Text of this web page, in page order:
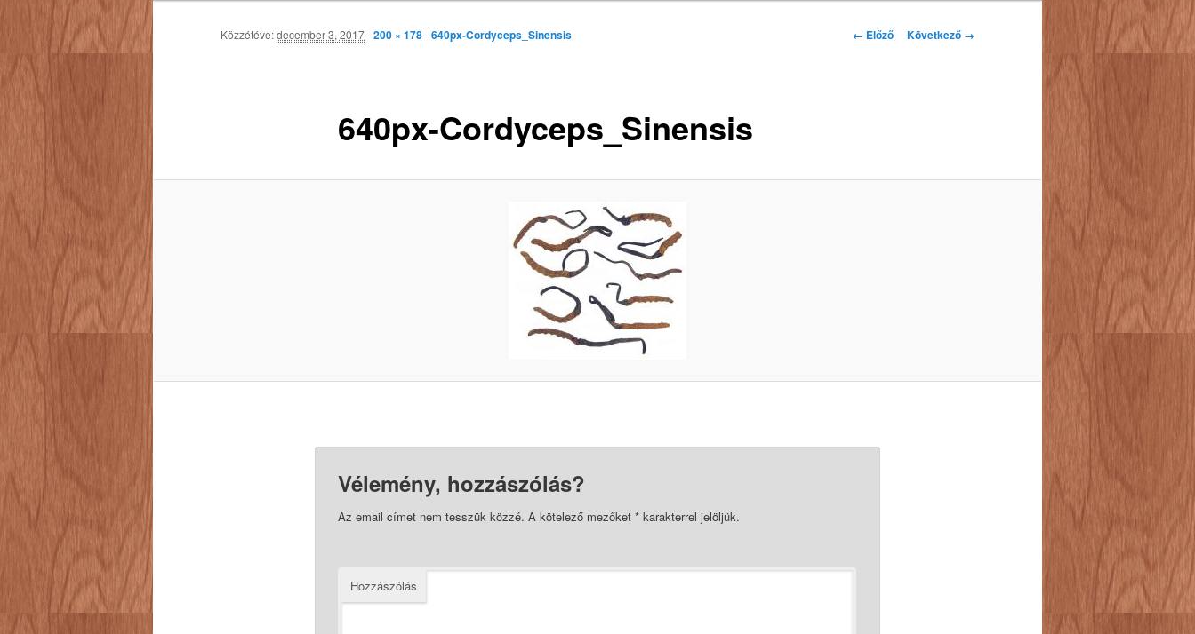
elsődleges
Kép
← Előző Következő →
640px-Cordyceps_Sinensis
Közzétéve:december 3, 2017-200 × 178-640px-Cordyceps_Sinensis
Vélemény, hozzászólás?
Az email címet nem tesszük közzé. A kötelező mezőket *karakterrel jelöljük.
Hozzászólás